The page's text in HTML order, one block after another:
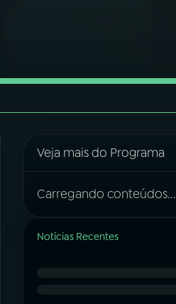
Veja mais do Programa
Carregando conteúdos...
Notícias Recentes